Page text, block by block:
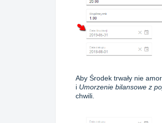
Aby Środek trwały nie
i Umorzenie bilansowe z
chwili.